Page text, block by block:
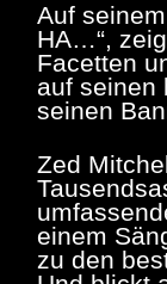
Auf
HA…“,
Facetten
auf seinen
seinen
Zed
einem
zu den